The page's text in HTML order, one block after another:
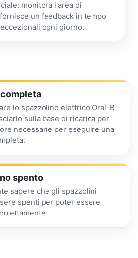
monitora l'area di
un feedback in tempo
ogni giorno.
lo spazzolino elettrico Oral-B
sulla base di ricarica per
necessarie per eseguire una
spento
sapere che gli spazzolini
spenti per poter essere